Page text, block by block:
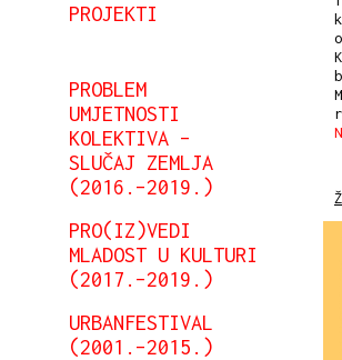
PROJEKTI
PROBLEM
UMJETNOSTI
KOLEKTIVA –
SLUČAJ ZEMLJA
(2016.–2019.)
PRO(IZ)VEDI
MLADOST U KULTURI
(2017.–2019.)
URBANFESTIVAL
(2001.–2015.)